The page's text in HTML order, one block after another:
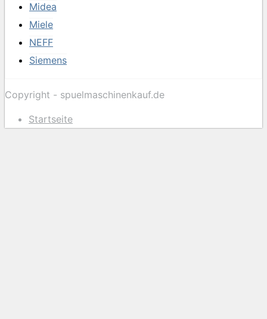
Midea
Miele
NEFF
Siemens
Copyright - spuelmaschinenkauf.de
Startseite